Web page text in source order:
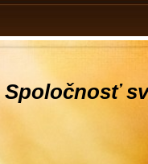
Spoločnosť